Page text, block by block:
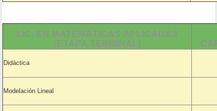
LIC. EN MATEMÁTICAS APLICADAS
(ETAPA TERMINAL)
Didáctica
Modelación Lineal